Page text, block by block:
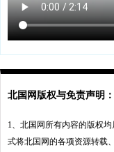
北国网版权与免责声明：
1、北国网所有内容的版权
式将北国网的各项资源转载